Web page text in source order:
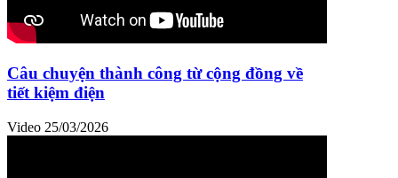
Câu chuyện thành công từ cộng đồng về
tiết kiệm điện
Video 25/03/2026